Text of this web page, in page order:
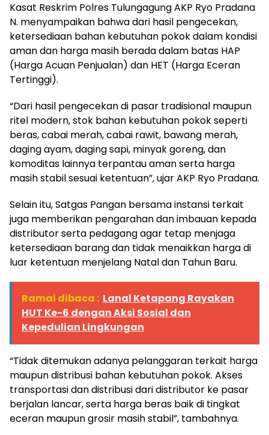
Kasat Reskrim Polres Tulungagung AKP Ryo Pradana
N. menyampaikan bahwa dari hasil pengecekan,
ketersediaan bahan kebutuhan pokok dalam kondisi
aman dan harga masih berada dalam batas HAP
(Harga Acuan Penjualan) dan HET (Harga Eceran
Tertinggi).
“Dari hasil pengecekan di pasar tradisional maupun
ritel modern, stok bahan kebutuhan pokok seperti
beras, cabai merah, cabai rawit, bawang merah,
daging ayam, daging sapi, minyak goreng, dan
komoditas lainnya terpantau aman serta harga
masih stabil sesuai ketentuan”, ujar AKP Ryo Pradana.
Selain itu, Satgas Pangan bersama instansi terkait
juga memberikan pengarahan dan imbauan kepada
distributor serta pedagang agar tetap menjaga
ketersediaan barang dan tidak menaikkan harga di
luar ketentuan menjelang Natal dan Tahun Baru.
Ramai dibaca : Lanal Ketapang Rayakan
HUT Ke-6 dengan Aksi Sosial dan
Kepedulian Lingkungan
“Tidak ditemukan adanya pelanggaran terkait harga
maupun distribusi bahan kebutuhan pokok. Akses
transportasi dan distribusi dari distributor ke pasar
berjalan lancar, serta harga beras baik di tingkat
eceran maupun grosir masih stabil”, tambahnya.